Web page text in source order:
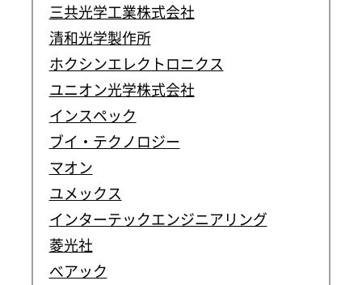
三共光学工業株式会社
清和光学製作所
ホクシンエレクトロニクス
ユニオン光学株式会社
インスペック
ブイ・テクノロジー
マオン
ユメックス
インターテックエンジニアリング
菱光社
べアック